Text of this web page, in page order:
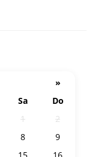
»
Sa
Do
1
2
8
9